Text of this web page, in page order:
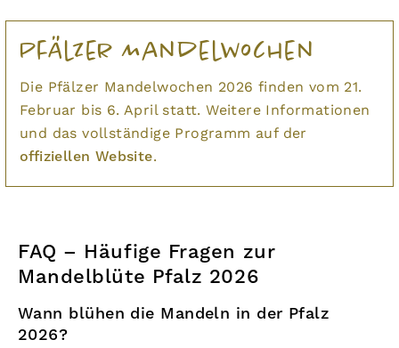
Pfälzer Mandelwochen
Die Pfälzer Mandelwochen 2026 finden vom 21.
Februar bis 6. April statt. Weitere Informationen
und das vollständige Programm auf der
offiziellen Website.
FAQ – Häufige Fragen zur
Mandelblüte Pfalz 2026
Wann blühen die Mandeln in der Pfalz
2026?